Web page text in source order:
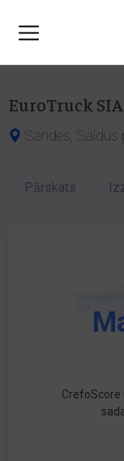
EuroTruck SIA
Sandes, Saldus
Pārskats
CrefoScore